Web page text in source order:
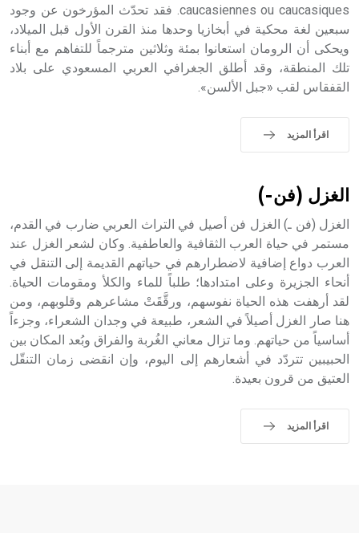
- هل تعلم أن أبجر Abgar اسم معروف جيداً يعود إلى عدد من
الملوك الذين حكموا مدينة إديسا (الرها) من أبجر الأول وحتى
التاسع، وهم ينتسبون إلى أسرة أوسروين
caucasiennes ou caucasiques. فقد تحدّث المؤرخون عن وجود
سبعين لغة محكية في أبخازيا وحدها منذ القرن الأول قبل الميلاد،
ويحكى أن الرومان استعانوا بمئة وثلاثين مترجماً للتفاهم مع أبناء
تلك المنطقة، وقد أطلق الجغرافي العربي المسعودي على بلاد
القفقاس لقب «جبل الألسن».
اقرأ المزيد
الغزل (فن-)
الغزل (فن ـ) الغزل فن أصيل في التراث العربي ضارب في القدم،
مستمر في حياة العرب الثقافية والعاطفية. وكان لشعر الغزل عند
العرب دواع إضافية لاضطرارهم في حياتهم القديمة إلى التنقل في
أنحاء الجزيرة وعلى امتدادها؛ طلباً للماء والكلأ ومقومات الحياة.
لقد أرهفت هذه الحياة نفوسهم، ورقَّقَتْ مشاعرهم وقلوبهم، ومن
هنا صار الغزل أصيلاً في الشعر، طبيعة في وجدان الشعراء، وجزءاً
أساسياً من حياتهم. وما تزال معاني الغُربة والفراق وبُعد المكان بين
الحبيبين تتردّد في أشعارهم إلى اليوم، وإن انقضى زمان التنقّل
العتيق من قرون بعيدة.
اقرأ المزيد